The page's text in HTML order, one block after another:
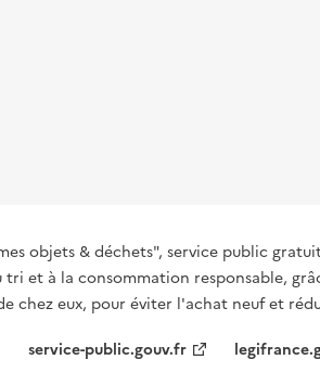
objets & déchets", service public
tri et à la consommation responsable,
chez eux, pour éviter l'achat neuf et
service-public.gouv.fr